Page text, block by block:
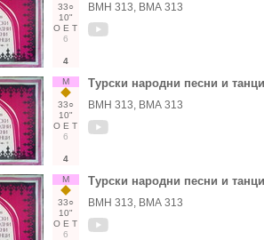
33○
10"
О Е Т
6
4
ВМН 313, ВМА 313
М
33○
10"
О Е Т
6
4
Турски народни песни и танци
ВМН 313, ВМА 313
М
33○
10"
О Е Т
6
Турски народни песни и танци
ВМН 313, ВМА 313